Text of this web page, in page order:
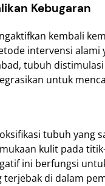
Kebugaran
kembali
intervensi
tubuh
untuk
tubuh yang
kulit pada
ini berfungsi
di dalam